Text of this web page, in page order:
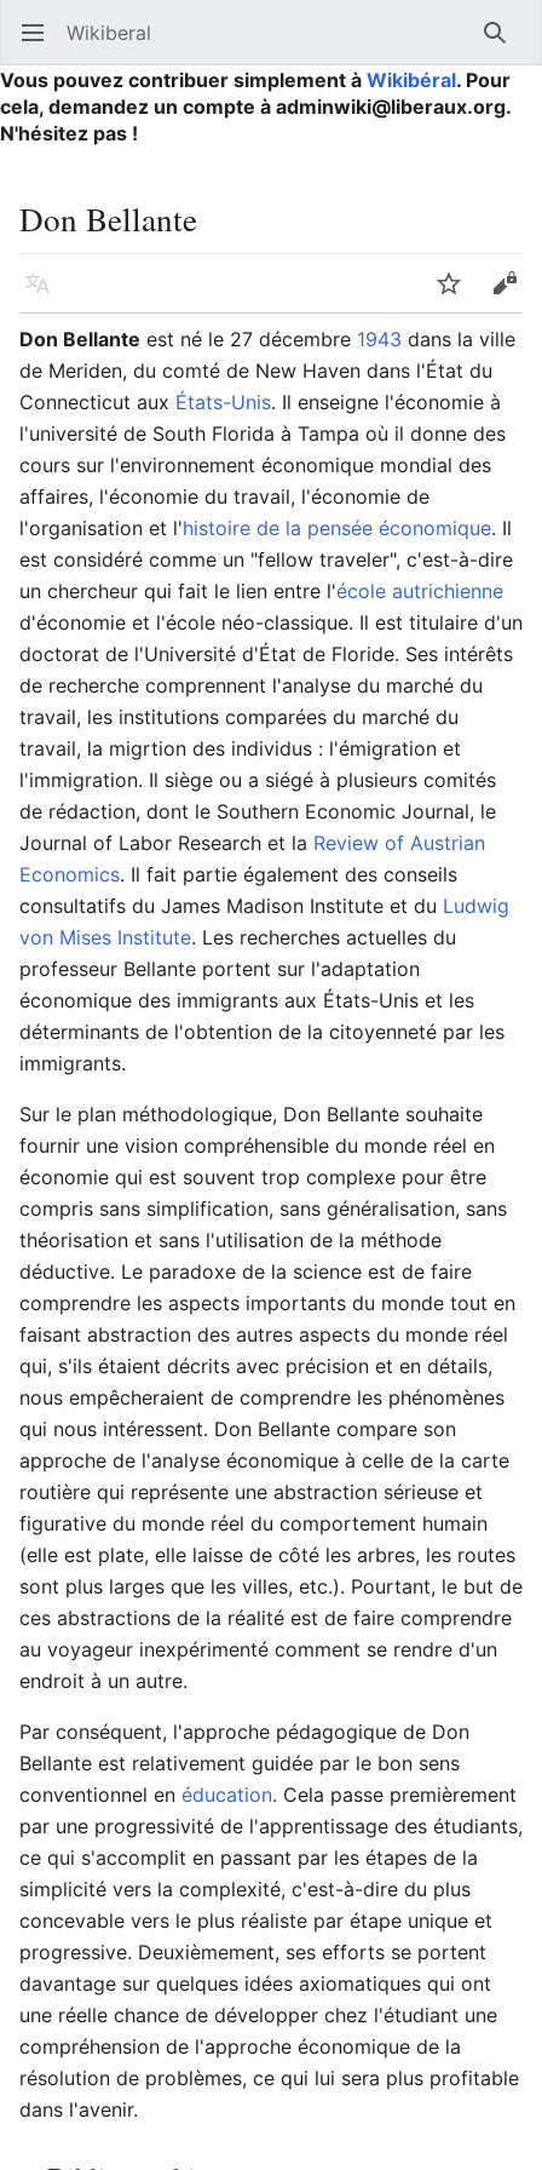
Ouvrir le menu principal Wikiberal
Vous pouvez contribuer simplement à Wikibéral. Pour
cela, demandez un compte à adminwiki@liberaux.org.
N'hésitez pas !
Don Bellante
Langue Suivre
Don Bellante est né le 27 décembre 1943 dans la ville
de Meriden, du comté de New Haven dans l'État du
Connecticut aux États-Unis. Il enseigne l'économie à
l'université de South Florida à Tampa où il donne des
cours sur l'environnement économique mondial des
affaires, l'économie du travail, l'économie de
l'organisation et l'histoire de la pensée économique. Il
est considéré comme un "fellow traveler", c'est-à-dire
un chercheur qui fait le lien entre l'école autrichienne
d'économie et l'école néo-classique. Il est titulaire d'un
doctorat de l'Université d'État de Floride. Ses intérêts
de recherche comprennent l'analyse du marché du
travail, les institutions comparées du marché du
travail, la migrtion des individus : l'émigration et
l'immigration. Il siège ou a siégé à plusieurs comités
de rédaction, dont le Southern Economic Journal, le
Journal of Labor Research et la Review of Austrian
Economics. Il fait partie également des conseils
consultatifs du James Madison Institute et du Ludwig
von Mises Institute. Les recherches actuelles du
professeur Bellante portent sur l'adaptation
économique des immigrants aux États-Unis et les
déterminants de l'obtention de la citoyenneté par les
immigrants.
Sur le plan méthodologique, Don Bellante souhaite
fournir une vision compréhensible du monde réel en
économie qui est souvent trop complexe pour être
compris sans simplification, sans généralisation, sans
théorisation et sans l'utilisation de la méthode
déductive. Le paradoxe de la science est de faire
comprendre les aspects importants du monde tout en
faisant abstraction des autres aspects du monde réel
qui, s'ils étaient décrits avec précision et en détails,
nous empêcheraient de comprendre les phénomènes
qui nous intéressent. Don Bellante compare son
approche de l'analyse économique à celle de la carte
routière qui représente une abstraction sérieuse et
figurative du monde réel du comportement humain
(elle est plate, elle laisse de côté les arbres, les routes
sont plus larges que les villes, etc.). Pourtant, le but de
ces abstractions de la réalité est de faire comprendre
au voyageur inexpérimenté comment se rendre d'un
endroit à un autre.
Par conséquent, l'approche pédagogique de Don
Bellante est relativement guidée par le bon sens
conventionnel en éducation. Cela passe premièrement
par une progressivité de l'apprentissage des étudiants,
ce qui s'accomplit en passant par les étapes de la
simplicité vers la complexité, c'est-à-dire du plus
concevable vers le plus réaliste par étape unique et
progressive. Deuxièmement, ses efforts se portent
davantage sur quelques idées axiomatiques qui ont
une réelle chance de développer chez l'étudiant une
compréhension de l'approche économique de la
résolution de problèmes, ce qui lui sera plus profitable
dans l'avenir.